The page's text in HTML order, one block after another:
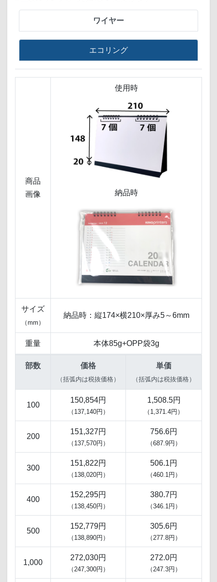
ワイヤー
エコリング
商品
画像
使用時
納品時
サイズ
（mm）
納品時：縦174×横210×厚み5～6mm
重量 本体85g+OPP袋3g
部数 価格
（括弧内は税抜価格）
単価
（括弧内は税抜価格）
100
150,854円
（137,140円）
1,508.5円
（1,371.4円）
200
151,327円
（137,570円）
756.6円
（687.9円）
300
151,822円
（138,020円）
506.1円
（460.1円）
400
152,295円
（138,450円）
380.7円
（346.1円）
500
152,779円
（138,890円）
305.6円
（277.8円）
1,000
272,030円
（247,300円）
272.0円
（247.3円）